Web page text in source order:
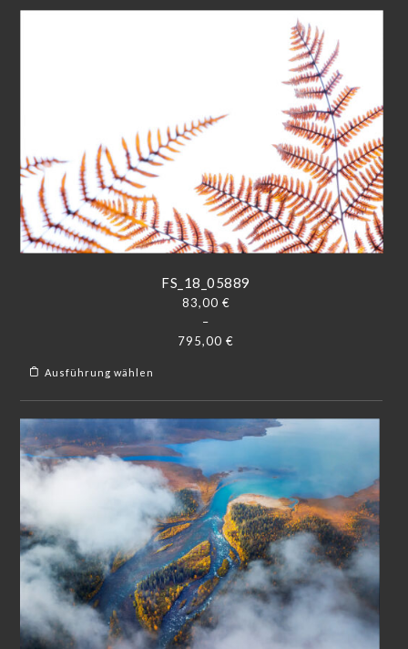
FS_18_05889
83,00 €
–
795,00 €
Ausführung wählen